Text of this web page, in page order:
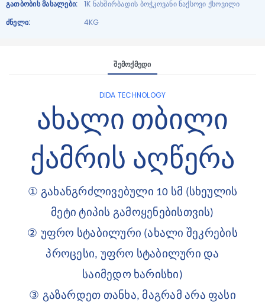
Გათბობის Მასალები:
1K ნახშირბადის ბოჭკოვანი ნაქსოვი ქსოვილი
Ძნელი:
4KG
Შემოქმედი
DIDA TECHNOLOGY
ახალი თბილი
ქამრის აღწერა
①გახანგრძლივებული 10 სმ (სხეულის
მეტი ტიპის გამოყენებისთვის)
② უფრო სტაბილური (ახალი შეკრების
პროცესი, უფრო სტაბილური და
საიმედო ხარისხი)
③ გაზარდეთ თანხა, მაგრამ არა ფასი